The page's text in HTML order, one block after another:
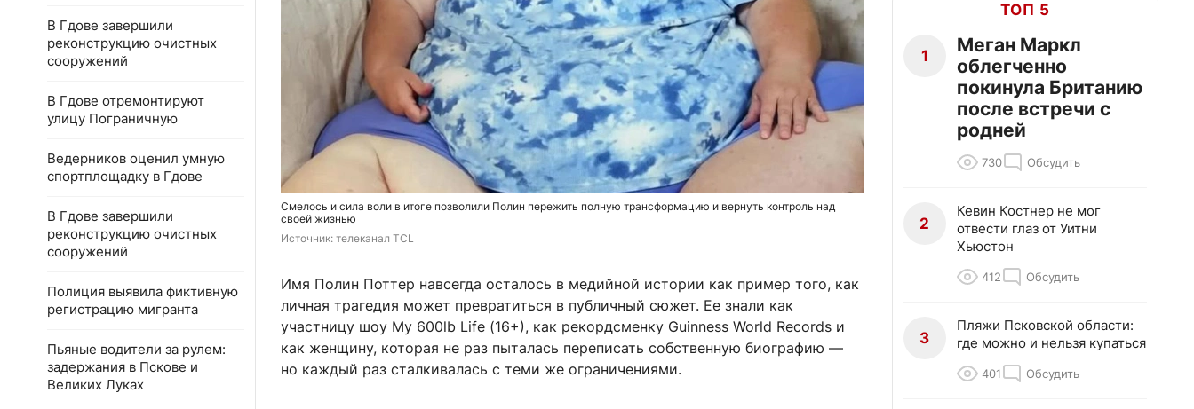
В Гдове завершили
реконструкцию очистных
сооружений
В Гдове отремонтируют
улицу Пограничную
Ведерников оценил умную
спортплощадку в Гдове
В Гдове завершили
реконструкцию очистных
сооружений
Полиция выявила фиктивную
регистрацию мигранта
Пьяные водители за рулем:
задержания в Пскове и
Великих Луках
Смелось и сила воли в итоге позволили Полин пережить полную трансформацию и вернуть контроль над
своей жизнью
Источник: телеканал TCL
Имя Полин Поттер навсегда осталось в медийной истории как пример того, как
личная трагедия может превратиться в публичный сюжет. Ее знали как
участницу шоу My 600lb Life (16+), как рекордсменку Guinness World Records и
как женщину, которая не раз пыталась переписать собственную биографию —
но каждый раз сталкивалась с теми же ограничениями.
ТОП 5
1
Меган Маркл
облегченно
покинула Британию
после встречи с
родней
730 Обсудить
2
Кевин Костнер не мог
отвести глаз от Уитни
Хьюстон
412 Обсудить
3
Пляжи Псковской области:
где можно и нельзя купаться
401 Обсудить